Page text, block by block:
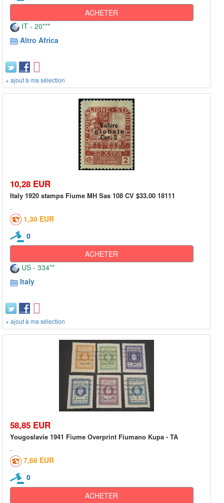
ACHETER
IT - 20***
Altro Africa
+ ajout à ma sélection
10,28 EUR
Italy 1920 stamps Fiume MH Sas 108 CV $33.00 18111
1,30 EUR
0
ACHETER
US - 334**
Italy
+ ajout à ma sélection
58,85 EUR
Yougoslavie 1941 Fiume Overprint Fiumano Kupa - TA
7,66 EUR
0
ACHETER